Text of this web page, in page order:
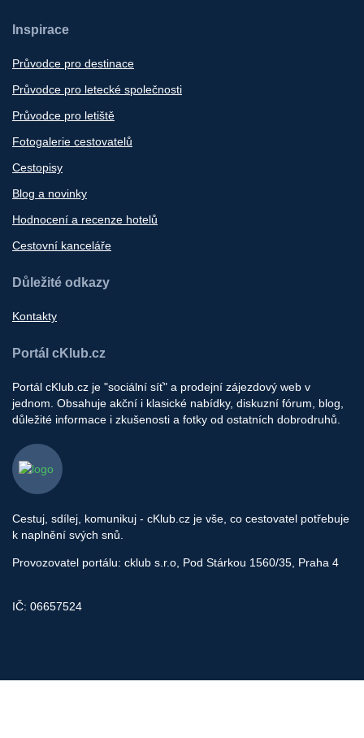
Inspirace
Průvodce pro destinace
Průvodce pro letecké společnosti
Průvodce pro letiště
Fotogalerie cestovatelů
Cestopisy
Blog a novinky
Hodnocení a recenze hotelů
Cestovní kanceláře
Důležité odkazy
Kontakty
Portál cKlub.cz
Portál cKlub.cz je "sociální síť" a prodejní zájezdový web v
jednom. Obsahuje akční i klasické nabídky, diskuzní fórum, blog,
důležité informace i zkušenosti a fotky od ostatních dobrodruhů.
Cestuj, sdílej, komunikuj - cKlub.cz je vše, co cestovatel potřebuje
k naplnění svých snů.
Provozovatel portálu: cklub s.r.o, Pod Stárkou 1560/35, Praha 4
IČ: 06657524